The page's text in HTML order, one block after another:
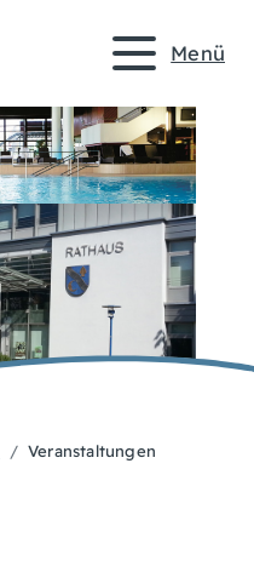
Menü
Veranstaltungen